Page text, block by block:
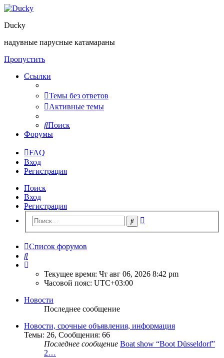
Ducky
надувные парусные катамараны
Пропустить
Ссылки
Темы без ответов
Активные темы
Поиск
Форумы
FAQ
Вход
Регистрация
Поиск
Вход
Регистрация
Поиск
Список форумов
Поиск
Текущее время: Чт авг 06, 2026 8:42 pm
Часовой пояс: UTC+03:00
Новости
Последнее сообщение
Новости, срочные объявления, информация
Темы: 26, Сообщения: 66
Последнее сообщение Boat show “Boot Düsseldorf”
2…